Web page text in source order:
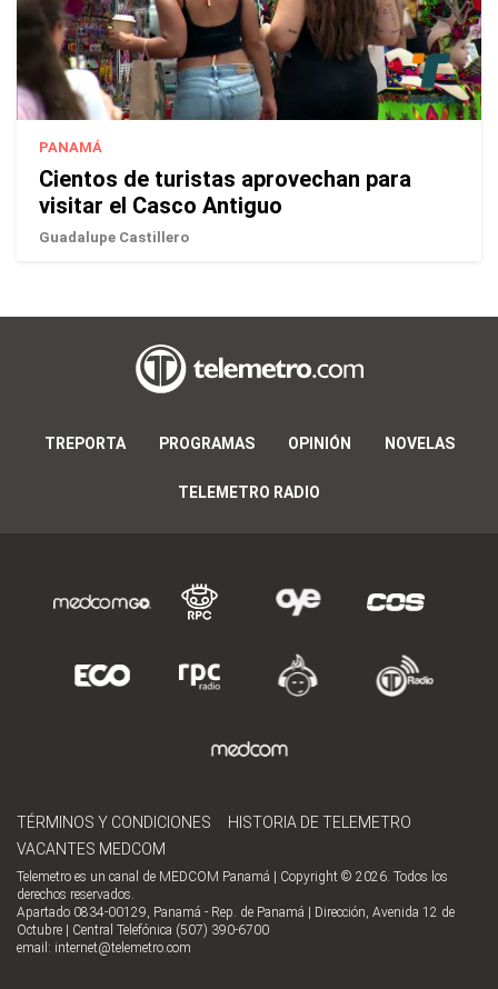
PANAMÁ
Cientos de turistas aprovechan para
visitar el Casco Antiguo
Guadalupe Castillero
TREPORTA PROGRAMAS OPINIÓN NOVELAS
TELEMETRO RADIO
TÉRMINOS Y CONDICIONES
HISTORIA DE TELEMETRO
VACANTES MEDCOM
Telemetro es un canal de MEDCOM Panamá | Copyright © 2026. Todos los
derechos reservados.
Apartado 0834-00129, Panamá - Rep. de Panamá | Dirección, Avenida 12 de
Octubre | Central Telefónica (507) 390-6700
email: internet@telemetro.com